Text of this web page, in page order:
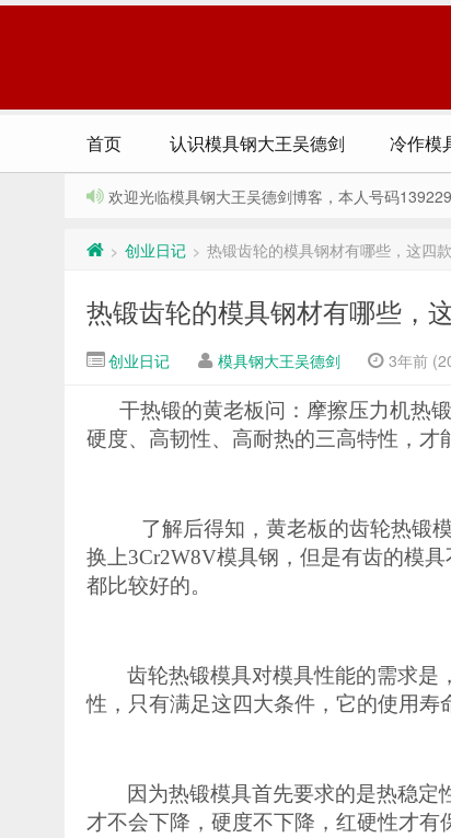
首页 认识模具钢大王吴德剑 冷作模
欢迎光临模具钢大王吴德剑博客，本人号码
> 创业日记 > 热锻齿轮的模具钢材有哪些，这四
热锻齿轮的模具钢材有哪些，
创业日记 模具钢大王吴德剑 3年前
干热锻的黄老板问：摩擦压力机热
硬度、高韧性、高耐热的三高特性，才
了解后得知， 黄老板的齿轮热锻
换上3Cr2W8V模具钢，但是有齿的模
都比较好的。
齿轮热锻模具对模具性能的需求是
性，只有满足这四大条件，它的使用寿
因为热锻模具首先要求的是热稳
才不会下降，硬度不下降 ， 红硬性才有